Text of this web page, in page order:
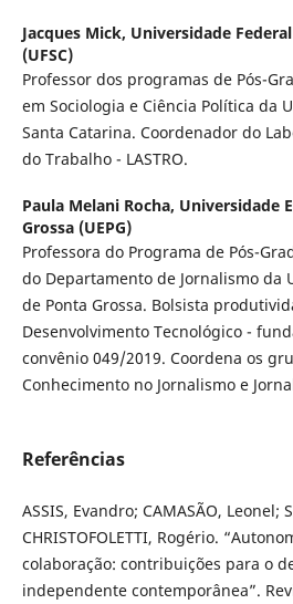
Jacques Mick, Universidade
(UFSC)
Professor dos programas de Pós-
em Sociologia e Ciência Política da
Santa Catarina. Coordenador do
do Trabalho - LASTRO.
Paula Melani Rocha, Universidade
Grossa (UEPG)
Professora do Programa de Pós-
do Departamento de Jornalismo da
de Ponta Grossa. Bolsista
Desenvolvimento Tecnológico -
convênio 049/2019. Coordena os
Conhecimento no Jornalismo e
Referências
ASSIS, Evandro; CAMASÃO, Leonel;
CHRISTOFOLETTI, Rogério.
colaboração: contribuições para o
independente contemporânea”.